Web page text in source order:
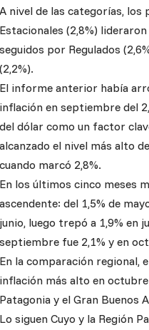
A nivel de las categorías, los
Estacionales (2,8%)
seguidos por Regulados
(2,2%).
El informe anterior había
inflación en septiembre del
del dólar como un factor
alcanzado el nivel más alto
cuando marcó 2,8%.
En los últimos cinco meses
ascendente: del 1,5% de
junio, luego trepó a 1,9% en
septiembre fue 2,1% y en
En la comparación regional,
inflación más alto en
Patagonia y el Gran Buenos
Lo siguen Cuyo y la Región